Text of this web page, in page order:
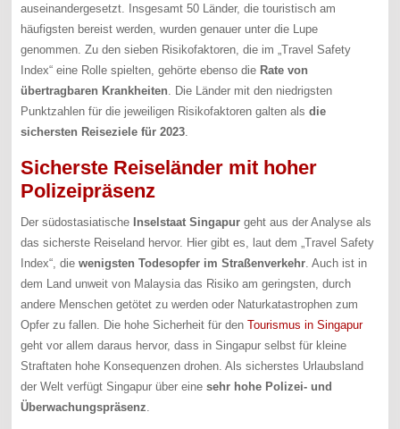
auseinandergesetzt. Insgesamt 50 Länder, die touristisch am
häufigsten bereist werden, wurden genauer unter die Lupe
genommen. Zu den sieben Risikofaktoren, die im „Travel Safety
Index“ eine Rolle spielten, gehörte ebenso die Rate von
übertragbaren Krankheiten . Die Länder mit den niedrigsten
Punktzahlen für die jeweiligen Risikofaktoren galten alsdie
sichersten Reiseziele für 2023
Sicherste Reiseländer mit hoher
Polizeipräsenz
Der südostasiatische Inselstaat Singapur geht aus der Analyse als
das sicherste Reiseland hervor. Hier gibt es, laut dem „Travel Safety
Index“, diewenigsten Todesopfer im Straßenverkehr . Auch ist in
dem Land unweit von Malaysia das Risiko am geringsten, durch
andere Menschen getötet zu werden oder Naturkatastrophen zum
Opfer zu fallen. Die hohe Sicherheit für denTourismus in Singapur
geht vor allem daraus hervor, dass in Singapur selbst für kleine
Straftaten hohe Konsequenzen drohen. Als sicherstes Urlaubsland
der Welt verfügt Singapur über einesehr hohe Polizei- und
Überwachungspräsenz